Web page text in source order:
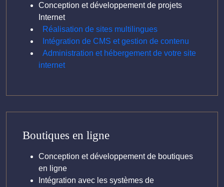
Conception et développement de projets
Internet
Réalisation de sites multilingues
Intégration de CMS et gestion de contenu
Administration et hébergement de votre site
internet
Boutiques en ligne
Conception et développement de boutiques
en ligne
Intégration avec les systèmes de